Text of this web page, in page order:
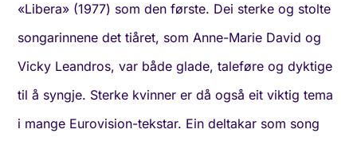
«Libera» (1977) som den første. Dei sterke og stolte
songarinnene det tiåret, som Anne-Marie David og
Vicky Leandros, var både glade, taleføre og dyktige
til å syngje. Sterke kvinner er då også eit viktig tema
i mange Eurovision-tekstar. Ein deltakar som song